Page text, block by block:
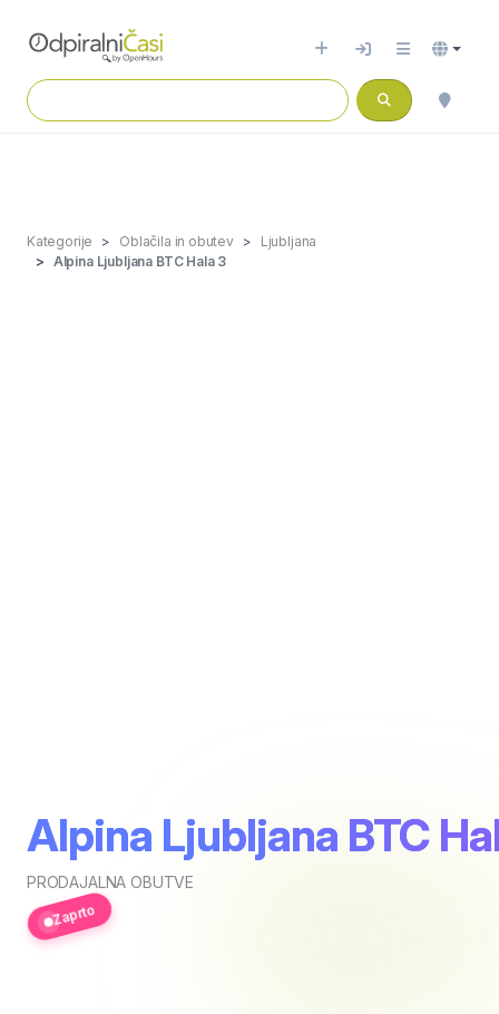
Kategorije Oblačila in obutev
Ljubljana
Alpina Ljubljana BTC Hala 3
Alpina Ljubljana BTC
PRODAJALNA OBUTVE
Zaprto